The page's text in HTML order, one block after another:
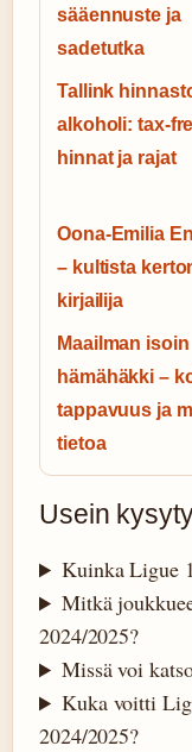
sääennuste ja
sadetutka
Tallink
alkoholi: tax-
hinnat ja rajat
Oona-Emilia
– kultista
kirjailija
Maailman isoin
hämähäkki –
tappavuus ja
tietoa
Usein
Kuinka Ligue
Mitkä
2024/2025?
Missä voi
Kuka voitti
2024/2025?